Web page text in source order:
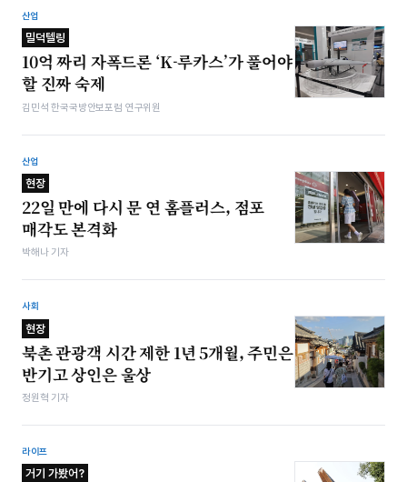
산업
밀덕텔링
10억 짜리 자폭드론 ‘K-루카스’가 풀어야
할 진짜 숙제
김민석 한국국방안보포럼 연구위원
산업
현장
22일 만에 다시 문 연 홈플러스, 점포
매각도 본격화
박해나 기자
사회
현장
북촌 관광객 시간 제한 1년 5개월, 주민은
반기고 상인은 울상
정원혁 기자
라이프
거기 가봤어?